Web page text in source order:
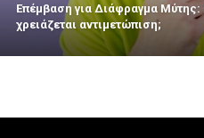
Επέμβαση για Διάφραγμα
χρειάζεται αντιμετώπιση;